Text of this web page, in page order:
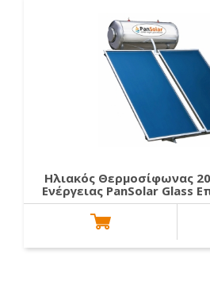
Ηλιακός Θερμοσίφωνας
Ενέργειας PanSolar Glass